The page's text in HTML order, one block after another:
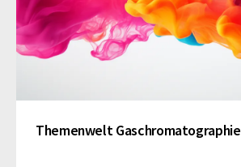
Themenwelt Gaschromatographie